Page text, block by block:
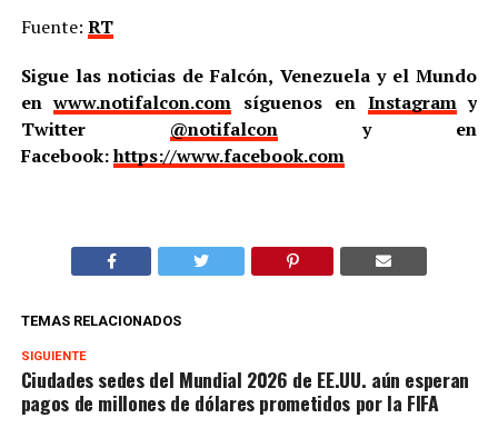
Fuente: RT
Sigue las noticias de Falcón, Venezuela y el Mundo
enwww.notifalcon.com síguenos en Instagramy
Twitter @notifalcony en
Facebook:https://www.facebook.com
TEMAS RELACIONADOS
SIGUIENTE
Ciudades sedes del Mundial 2026 de EE.UU. aún esperan
pagos de millones de dólares prometidos por la FIFA